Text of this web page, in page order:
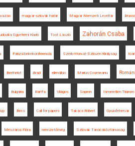
magyar-szlovák határ Magyar Nemzeti Levéltár
Egyetemi Kiadó Tost László Zahorán Csaba
Párizsi békekonferencia Szerb-Horvát-Szlovén Királyság
Berthelot Arad ellenállás Marius Cosmeanu
Bulgária Bártfa Világos Sopron Ismeretlen Trianon
Bécs Call for papers Takács Róbert Gyulafehérvár
Mészáros Flóra nemzetőrség Szlovák Tanácsköztársaság